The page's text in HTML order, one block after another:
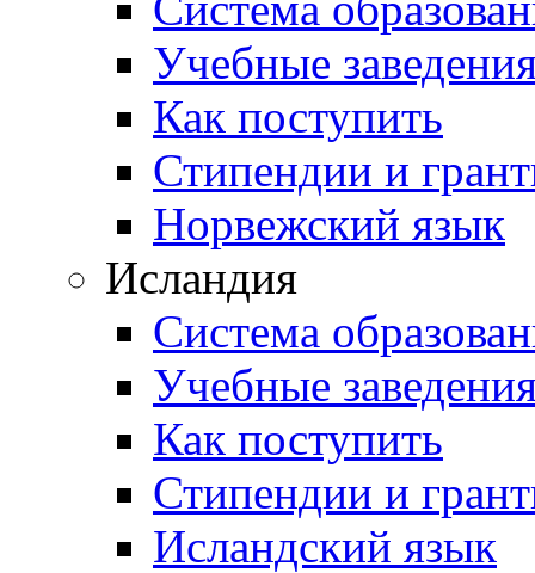
Учебные
Как поступить
Стипендии и
Норвежский язык
Исландия
Система
Учебные
Как поступить
Стипендии и
Исландский язык